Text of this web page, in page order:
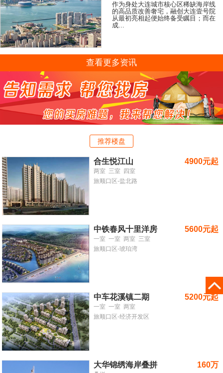
作为身处大连城市核心区稀缺海岸线
的高品质改善奢宅，融创大连壹号院
从最初亮相起便始终备受瞩目；而在
成...
查看更多资讯
推荐楼盘
合生悦江山 4900元起
两室 三室
四室
旅顺口区-盐北路
中铁春风十里洋房 5600元起
一室一室两室 三室
旅顺口区-琥珀湾
中车花溪镇二期 5200元起
一室一室两室
旅顺口区-经济开发区
大华锦绣海岸叠拼 160万